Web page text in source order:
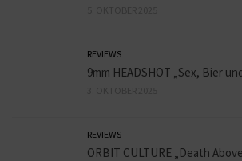
REVIEWS
9mm HEADSHOT „Sex, Bier
REVIEWS
ORBIT CULTURE „Death